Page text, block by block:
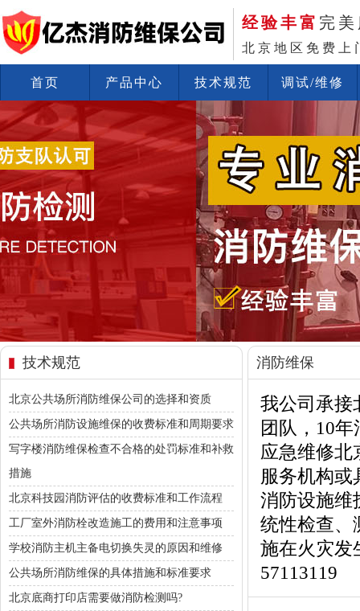
经验丰富 完
北京地区免费上
首页 产品中心 技术规范 调试/维修
技术规范
北京公共场所消防维保公司的选择和资质
公共场所消防设施维保的收费标准和周期要求
写字楼消防维保检查不合格的处罚标准和补救
措施
北京科技园消防评估的收费标准和工作流程
工厂室外消防栓改造施工的费用和注意事项
学校消防主机主备电切换失灵的原因和维修
公共场所消防维保的具体措施和标准要求
北京底商打印店需要做消防检测吗?
消防维保
我公司承接
团队，10
应急维修北
服务机构
消防设施维
统性检查、
施在火灾发
57113119